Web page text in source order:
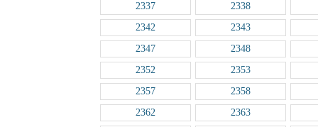
2337
2338
2342
2343
2347
2348
2352
2353
2357
2358
2362
2363